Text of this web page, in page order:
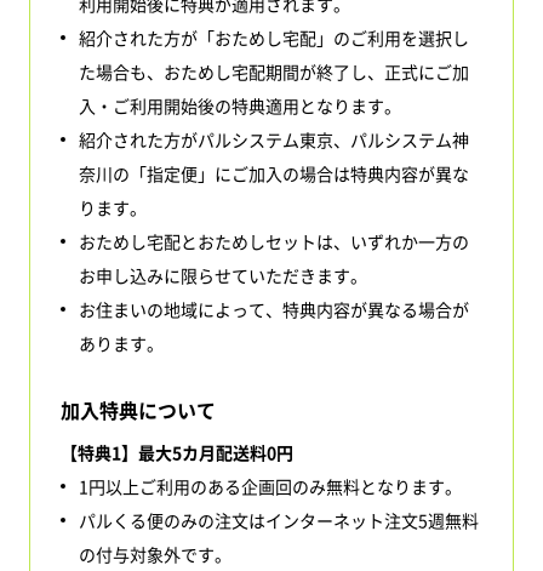
利用開始後に特典が適用されます。
紹介された方が「おためし宅配」のご利用を選択し
た場合も、おためし宅配期間が終了し、正式にご加
入・ご利用開始後の特典適用となります。
紹介された方がパルシステム東京、パルシステム神
奈川の「指定便」にご加入の場合は特典内容が異な
ります。
おためし宅配とおためしセットは、いずれか一方の
お申し込みに限らせていただきます。
お住まいの地域によって、特典内容が異なる場合が
あります。
加入特典について
【特典1】最大5カ月配送料0円
1円以上ご利用のある企画回のみ無料となります。
パルくる便のみの注文はインターネット注文5週無料
の付与対象外です。